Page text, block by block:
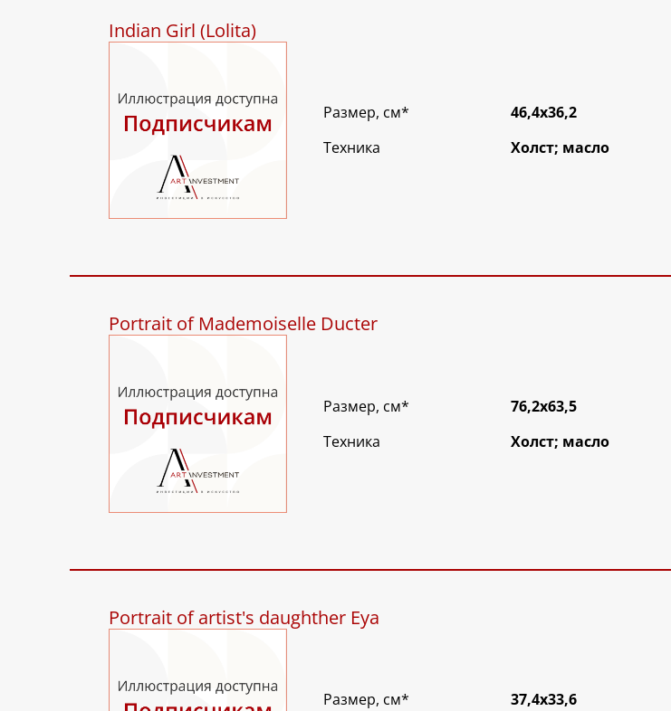
Indian Girl (Lolita)
Размер, см*
46,4х36,2
Техника
Холст; масло
Portrait of Mademoiselle Ducter
Размер, см*
76,2х63,5
Техника
Холст; масло
Portrait of artist's daughther Eya
Размер, см* 37,4х33,6